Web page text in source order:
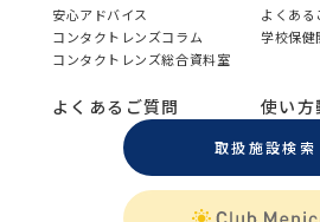
安心アドバイス
よくある
コンタクトレンズコラム
学校保健
コンタクトレンズ総合資料室
よくあるご質問 使い方
取扱施設検索